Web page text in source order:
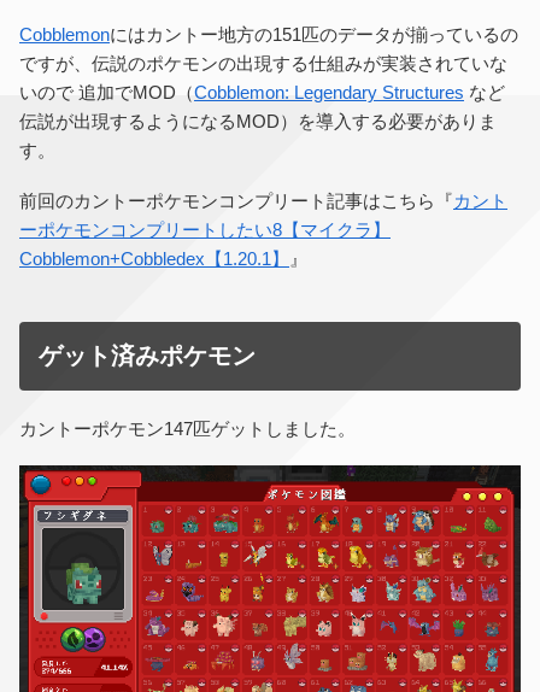
Cobblemonにはカントー地方の151匹のデータが揃っているの
ですが、伝説のポケモンの出現する仕組みが実装されていな
いので 追加でMOD（Cobblemon: Legendary Structures など
伝説が出現するようになるMOD）を導入する必要がありま
す。
前回のカントーポケモンコンプリート記事はこちら『カント
ーポケモンコンプリートしたい8【マイクラ】
Cobblemon+Cobbledex【1.20.1】
』
ゲット済みポケモン
カントーポケモン147匹ゲットしました。